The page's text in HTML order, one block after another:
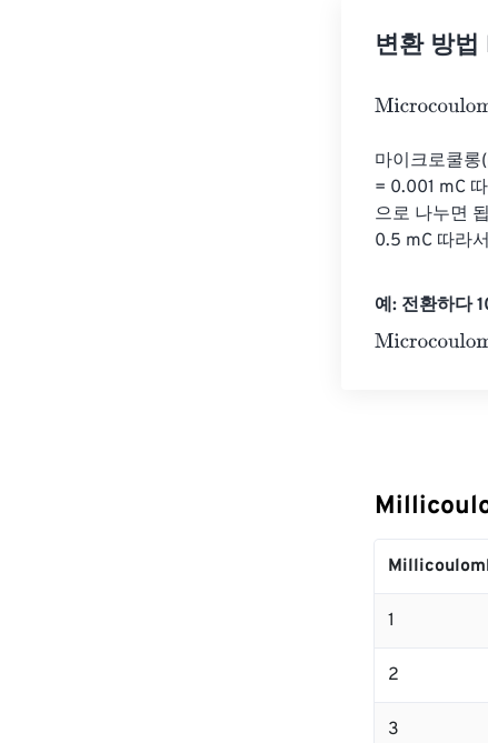
변환 방
마이크로쿨롱
= 0.001 mC
으로 나누면
0.5 mC 따라
예: 전환하다
1
2
3